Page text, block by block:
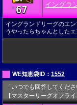
★67 イングラ
イングランドリーグのエ
うやったらちゃんとした
WE知恵袋ID： 1552
「いつでも回答してくださ
【マスターリーグオフライ